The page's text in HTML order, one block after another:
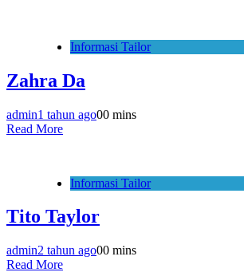
Informasi Tailor
Zahra Da
admin1 tahun ago00 mins
Read More
Informasi Tailor
Tito Taylor
admin2 tahun ago00 mins
Read More